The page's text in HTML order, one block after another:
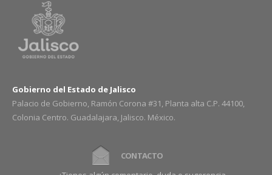
Gobierno del Estado de Jalisco
Palacio de Gobierno, Ramón Corona #31, Planta alta C.P. 44100,
Colonia Centro. Guadalajara, Jalisco. México.
CONTACTO